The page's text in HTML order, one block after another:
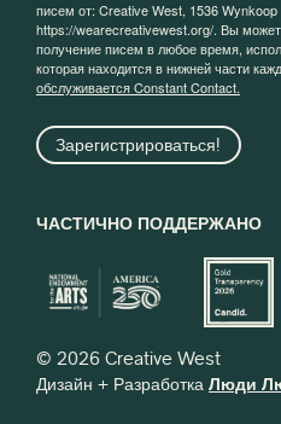
писем от: Creative West, 1536
https://wearecreativewest.org/. Вы
получение писем в любое время,
которая находится в нижней части
обслуживается Constant Contact.
Зарегистрироваться!
ЧАСТИЧНО ПОДДЕРЖАНО
© 2026 Creative West
Дизайн + Разработка Люди